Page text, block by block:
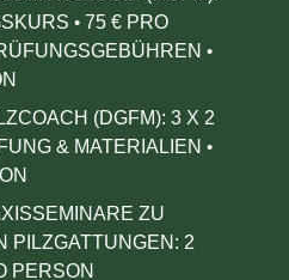
• 75 € PRO
•
(DGFM): 3 X 2
& MATERIALIEN•
ZU
PILZGATTUNGEN: 2
PERSON